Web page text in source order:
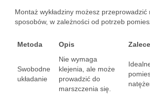
Montaż wykładziny możesz przeprowadzić
sposobów, w zależności od potrzeb
Metoda Opis
Swobodne
układanie
Nie wymaga
klejenia, ale może
prowadzić do
marszczenia się.